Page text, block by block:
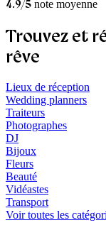
4.9/5 note moyenne
Trouvez et
rêve
Lieux de réception
Wedding planners
Traiteurs
Photographes
DJ
Bijoux
Fleurs
Beauté
Vidéastes
Transport
Voir toutes les